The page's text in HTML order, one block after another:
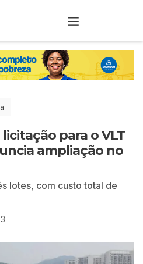
para o VLT
ampliação no
lotes, com custo total de